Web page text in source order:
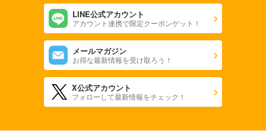
509円 (税込)
あらすじを表示する
カート
LINE公式アカウント
アカウント連携で限定クーポンゲット！
メールマガジン
お得な最新情報を受け取ろう！
X公式アカウント
フォローして最新情報をチェック！